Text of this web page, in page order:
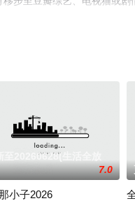
至20260628(生活全放
7.0
小子2026